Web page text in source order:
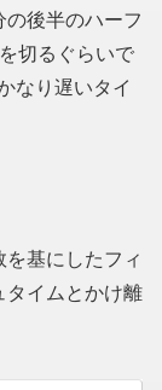
後半のハーフ
切るぐらいで
なり遅いタイ
基にしたフィ
タイムとかけ離